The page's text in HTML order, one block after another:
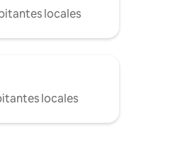
locales
locales